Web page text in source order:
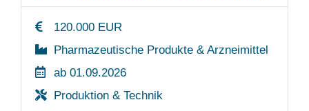
120.000 EUR
Pharmazeutische Produkte & Arzneimittel
ab 01.09.2026
Produktion & Technik